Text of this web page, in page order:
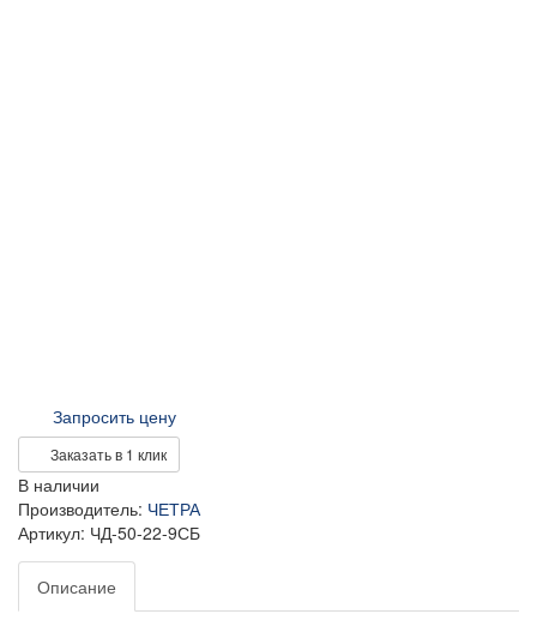
Запросить цену
Заказать в 1 клик
В наличии
Производитель: ЧЕТРА
Артикул: ЧД-50-22-9СБ
Описание